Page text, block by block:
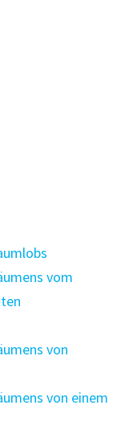
vom
von
von einem